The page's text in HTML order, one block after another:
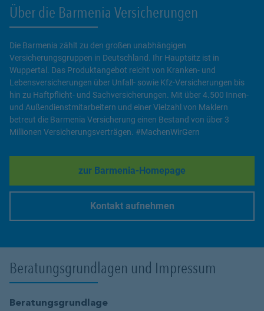
Über die Barmenia Versicherungen
Die Barmenia zählt zu den großen unabhängigen
Versicherungsgruppen in Deutschland. Ihr Hauptsitz ist in
Wuppertal. Das Produktangebot reicht von Kranken- und
Lebensversicherungen über Unfall- sowie Kfz-Versicherungen bis
hin zu Haftpflicht- und Sachversicherungen. Mit über 4.500 Innen-
und Außendienstmitarbeitern und einer Vielzahl von Maklern
betreut die Barmenia Versicherung einen Bestand von über 3
Millionen Versicherungsverträgen. #MachenWirGern
zur Barmenia-Homepage
Link Opens in New Tab
Kontakt aufnehmen
Beratungsgrundlagen und Impressum
Beratungsgrundlage